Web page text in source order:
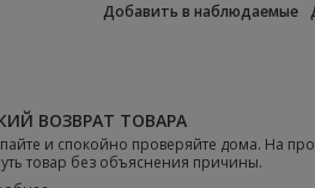
Добавить в наблюдаемые
ВОЗВРАТ ТОВАРА
и спокойно проверяйте дома. На
товар без объяснения причины.